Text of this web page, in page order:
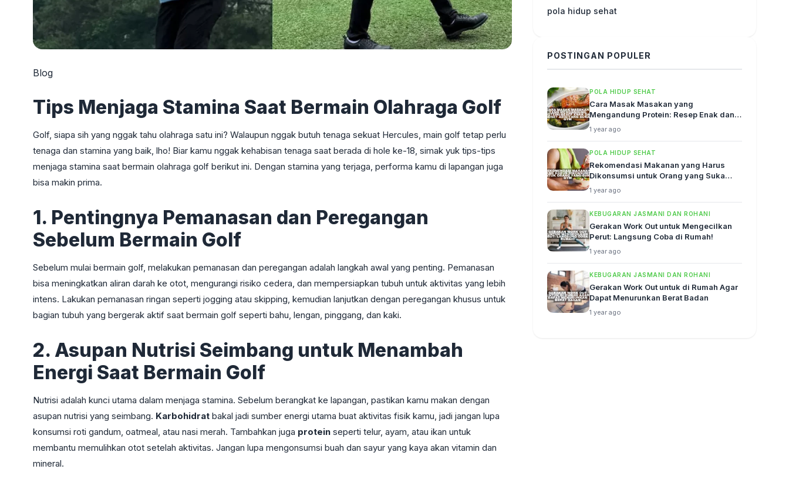
Blog
Tips Menjaga Stamina Saat Bermain Olahraga Golf
Golf, siapa sih yang nggak tahu olahraga satu ini? Walaupun nggak butuh tenaga sekuat Hercules, main golf tetap perlu
tenaga dan stamina yang baik, lho! Biar kamu nggak kehabisan tenaga saat berada di hole ke-18, simak yuk tips-tips
menjaga stamina saat bermain olahraga golf berikut ini. Dengan stamina yang terjaga, performa kamu di lapangan juga
bisa makin prima.
1. Pentingnya Pemanasan dan Peregangan
Sebelum Bermain Golf
Sebelum mulai bermain golf, melakukan pemanasan dan peregangan adalah langkah awal yang penting. Pemanasan
bisa meningkatkan aliran darah ke otot, mengurangi risiko cedera, dan mempersiapkan tubuh untuk aktivitas yang lebih
intens. Lakukan pemanasan ringan seperti jogging atau skipping, kemudian lanjutkan dengan peregangan khusus untuk
bagian tubuh yang bergerak aktif saat bermain golf seperti bahu, lengan, pinggang, dan kaki.
2. Asupan Nutrisi Seimbang untuk Menambah
Energi Saat Bermain Golf
Nutrisi adalah kunci utama dalam menjaga stamina. Sebelum berangkat ke lapangan, pastikan kamu makan dengan
asupan nutrisi yang seimbang. Karbohidrat bakal jadi sumber energi utama buat aktivitas fisik kamu, jadi jangan lupa
konsumsi roti gandum, oatmeal, atau nasi merah. Tambahkan juga protein seperti telur, ayam, atau ikan untuk
membantu memulihkan otot setelah aktivitas. Jangan lupa mengonsumsi buah dan sayur yang kaya akan vitamin dan
mineral.
pola hidup sehat
POSTINGAN POPULER
POLA HIDUP SEHAT
Cara Masak Masakan yang
Mengandung Protein: Resep Enak dan
Sehat Abis!
1 year ago
POLA HIDUP SEHAT
Rekomendasi Makanan yang Harus
Dikonsumsi untuk Orang yang Suka
Gym
1 year ago
KEBUGARAN JASMANI DAN ROHANI
Gerakan Work Out untuk Mengecilkan
Perut: Langsung Coba di Rumah!
1 year ago
KEBUGARAN JASMANI DAN ROHANI
Gerakan Work Out untuk di Rumah Agar
Dapat Menurunkan Berat Badan
1 year ago